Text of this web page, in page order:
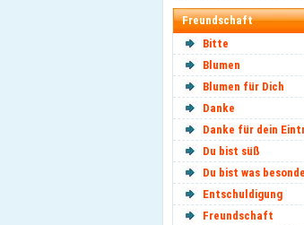
Freundschaft
Bitte
Blumen
Blumen für Dich
Danke
Danke für dein
Du bist süß
Du bist was
Entschuldigung
Freundschaft